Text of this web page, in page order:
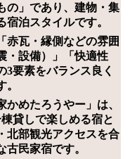
の」であり、建物・集
泊スタイルです。
赤瓦・縁側などの雰囲
・設備）」「快適性
3要素をバランス良く
めたろうやー」は、
貸しで楽しめる宿と
北部観光アクセスを合
民家宿です。